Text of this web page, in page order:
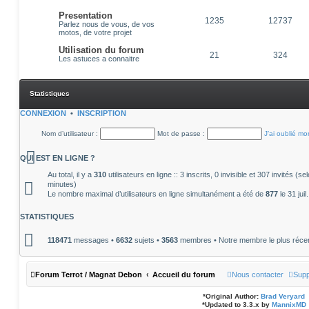
Presentation
Parlez nous de vous, de vos
motos, de votre projet
1235 12737
Utilisation du forum
Les astuces a connaitre 21 324
Statistiques
CONNEXION • INSCRIPTION
Nom d’utilisateur : Mot de passe : J’ai oublié
QUI EST EN LIGNE ?
Au total, il y a 310 utilisateurs en ligne :: 3 inscrits, 0 invisible et 307 invités
minutes)
Le nombre maximal d’utilisateurs en ligne simultanément a été de 877 le 31
STATISTIQUES
118471 messages • 6632 sujets • 3563 membres • Notre membre le plus
Forum Terrot / Magnat Debon Accueil du forum Nous contacter
*Original Author: Brad Veryard
*Updated to 3.3.x by MannixMD